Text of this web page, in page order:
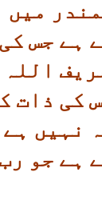
میں
ہے جس
کی ذات
نہیں
ہے جو